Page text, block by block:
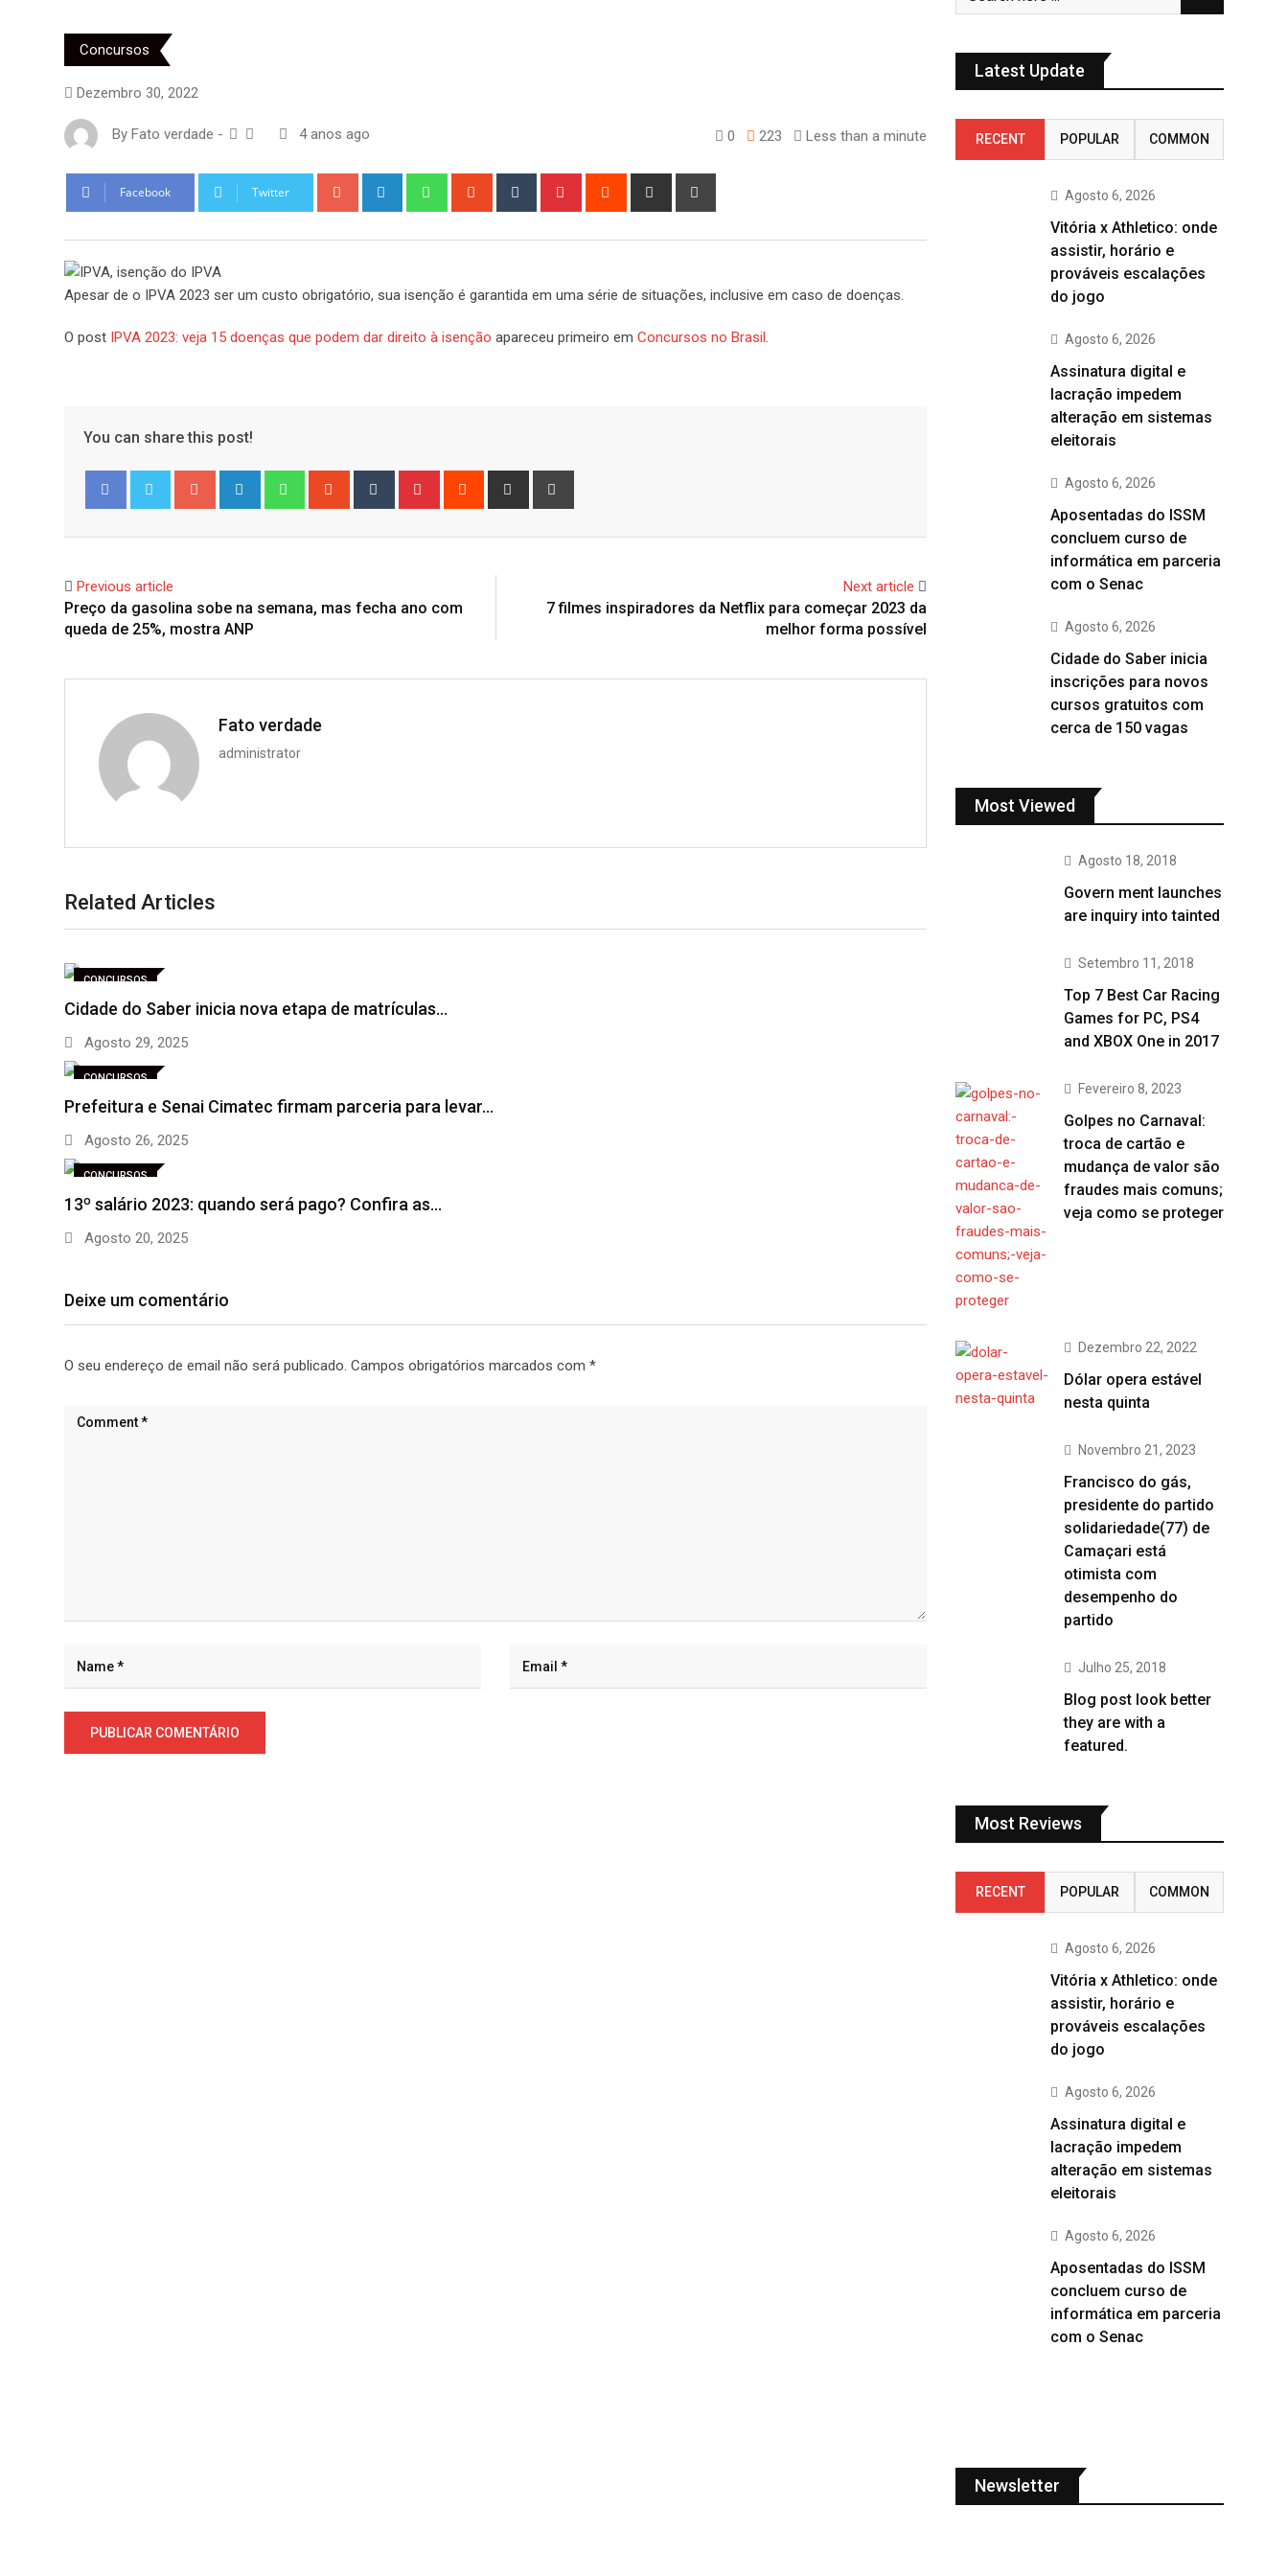
Concursos
Dezembro 30, 2022
By Fato verdade - 4 anos ago 0 223 Less than a minute
Facebook Twitter Google+ LinkedIn WhatsappStumbleUpon
Tumblr Pinterest Reddit
Share
Apesar de o IPVA 2023 ser um custo obrigatório, sua isenção é garantida em uma série de situações, inclusive em caso de doenças.
O post IPVA 2023: veja 15 doenças que podem dar direito à isenção apareceu primeiro em Concursos no Brasil.
You can share this post!
Google+ LinkedIn WhatsappStumbleUpon
Tumblr Pinterest Reddit
Share
Previous article
Preço da gasolina sobe na semana, mas fecha ano com
queda de 25%, mostra ANP
Next article
7 filmes inspiradores da Netflix para começar 2023 da
melhor forma possível
Fato verdade
administrator
Related Articles
CONCURSOS
Cidade do Saber inicia nova etapa de matrículas…
Agosto 29, 2025
CONCURSOS
Prefeitura e Senai Cimatec firmam parceria para levar…
Agosto 26, 2025
CONCURSOS
13º salário 2023: quando será pago? Confira as…
Agosto 20, 2025
Deixe um comentário
O seu endereço de email não será publicado. Campos obrigatórios marcados com *
Latest Update
RECENT POPULAR COMMON
Agosto 6, 2026
Vitória x Athletico: onde
assistir, horário e
prováveis escalações
do jogo
Agosto 6, 2026
Assinatura digital e
lacração impedem
alteração em sistemas
eleitorais
Agosto 6, 2026
Aposentadas do ISSM
concluem curso de
informática em parceria
com o Senac
Agosto 6, 2026
Cidade do Saber inicia
inscrições para novos
cursos gratuitos com
cerca de 150 vagas
Most Viewed
Agosto 18, 2018
Govern ment launches
are inquiry into tainted
Setembro 11, 2018
Top 7 Best Car Racing
Games for PC, PS4
and XBOX One in 2017
Fevereiro 8, 2023
Golpes no Carnaval:
troca de cartão e
mudança de valor são
fraudes mais comuns;
veja como se proteger
Dezembro 22, 2022
Dólar opera estável
nesta quinta
Novembro 21, 2023
Francisco do gás,
presidente do partido
solidariedade(77) de
Camaçari está
otimista com
desempenho do
partido
Julho 25, 2018
Blog post look better
they are with a
featured.
Most Reviews
RECENT POPULAR COMMON
Agosto 6, 2026
Vitória x Athletico: onde
assistir, horário e
prováveis escalações
do jogo
Agosto 6, 2026
Assinatura digital e
lacração impedem
alteração em sistemas
eleitorais
Agosto 6, 2026
Aposentadas do ISSM
concluem curso de
informática em parceria
com o Senac
Newsletter